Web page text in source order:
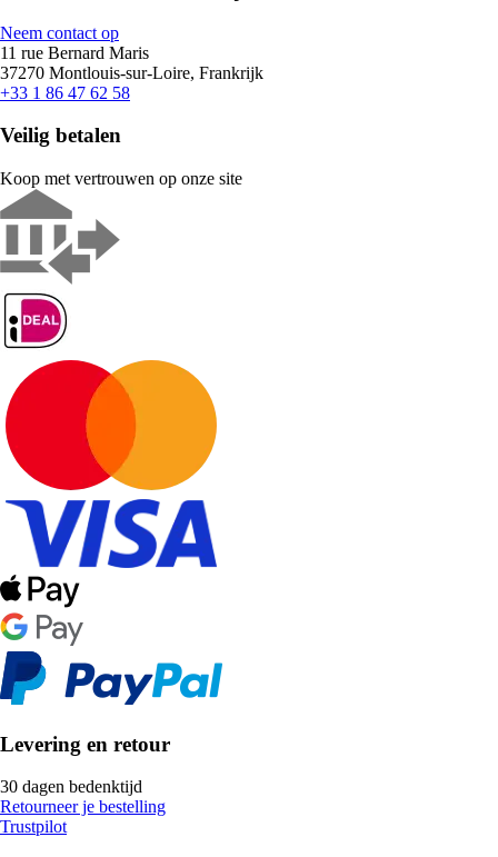
Neem contact op
11 rue Bernard Maris
37270 Montlouis-sur-Loire, Frankrijk
+33 1 86 47 62 58
Veilig betalen
Koop met vertrouwen op onze site
Levering en retour
30 dagen bedenktijd
Retourneer je bestelling
Trustpilot